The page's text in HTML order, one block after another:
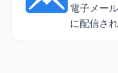
電子メー
に配信され